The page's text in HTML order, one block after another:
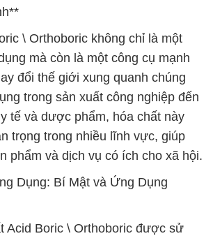
\ Orthoboric không chỉ là một
mà còn là một công cụ mạnh
đổi thế giới xung quanh chúng
trong sản xuất công nghiệp đến
tế và dược phẩm, hóa chất này
trọng trong nhiều lĩnh vực, giúp
phẩm và dịch vụ có ích cho xã hội.
Dụng: Bí Mật và Ứng Dụng
Acid Boric \ Orthoboric được sử